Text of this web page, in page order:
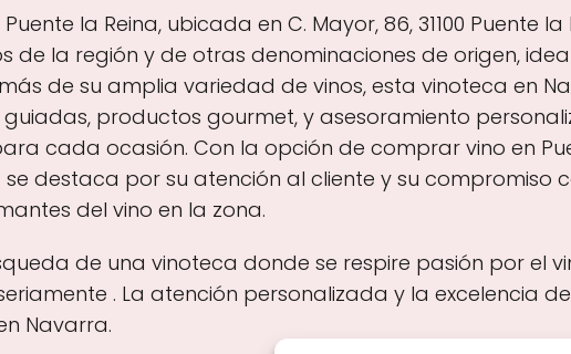
la Reina, ubicada en C. Mayor, 86, 31100 Puente la
de la región y de otras denominaciones de origen,
de su amplia variedad de vinos, esta vinoteca en
productos gourmet, y asesoramiento
cada ocasión. Con la opción de comprar vino en
destaca por su atención al cliente y su compromiso
del vino en la zona.
de una vinoteca donde se respire pasión por el
. La atención personalizada y la excelencia
Navarra.